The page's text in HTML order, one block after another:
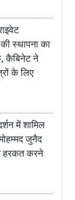
की स्थापना का
कैबिनेट ने
के लिए
में शामिल
जुनैद
हरकत करने